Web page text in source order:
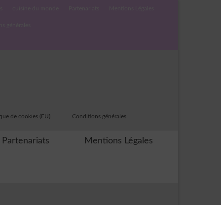
de cookies (EU) Conditions générales
Partenariats Mentions Légales